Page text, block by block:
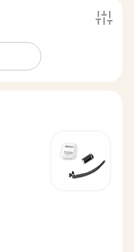
Filtrera